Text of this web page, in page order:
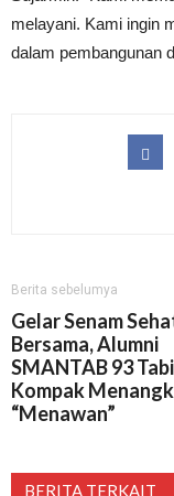
melayani. Kami ingin
dalam pembangunan
Berita sebelumya
Gelar Senam
Bersama, Alumni
SMANTAB 93
Kompak
“Menawan”
BERITA TERKAIT